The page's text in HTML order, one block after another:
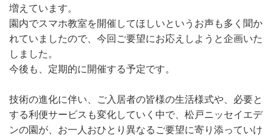
増えています。
園内でスマホ教室を開催してほしいというお声も多く聞か
れていましたので、今回ご要望にお応えしようと企画いた
しました。
今後も、定期的に開催する予定です。
技術の進化に伴い、ご入居者の皆様の生活様式や、必要と
する利便サービスも変化していく中で、松戸ニッセイエデ
ンの園が、お一人おひとり異なるご要望に寄り添っていけ